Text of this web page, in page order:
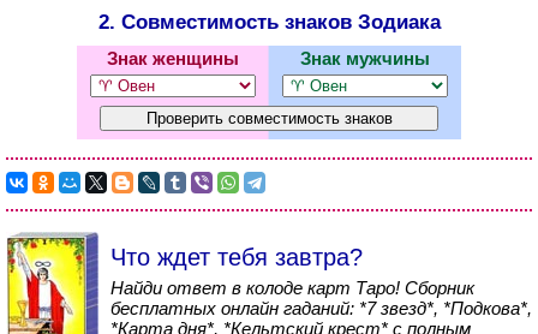
2. Совместимость знаков Зодиака
Знак женщины Знак мужчины
Что ждет тебя завтра?
Найди ответ в колоде карт Таро! Сборник
бесплатных онлайн гаданий: *7 звезд*, *Подкова*,
*Карта дня*, *Кельтский крест* с полным